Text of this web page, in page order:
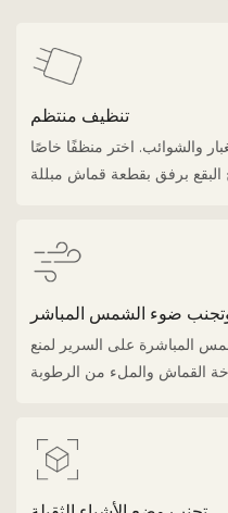
تنظيف منتظم
والشوائب. اختر منظفًا خاصًا
برفق بقطعة قماش مبللة
ضوء الشمس المباشر
المباشرة على السرير لمنع
القماش والملء من الرطوبة